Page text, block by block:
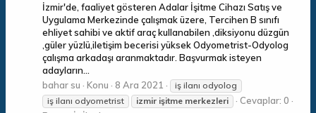
İzmir'de, faaliyet gösteren Adalar İşitme Cihazı Satış ve
Uygulama Merkezinde çalışmak üzere, Tercihen B sınıfı
ehliyet sahibi ve aktif araç kullanabilen ,diksiyonu düzgün
,güler yüzlü,iletişim becerisi yüksek Odyometrist-Odyolog
çalışma arkadaşı aranmaktadır. Başvurmak isteyen
adayların...
bahar su
Konu 8 Ara 2021
iş ilanı odyolog
iş ilanı odyometrist
izmir işitme merkezleri
Cevaplar: 0